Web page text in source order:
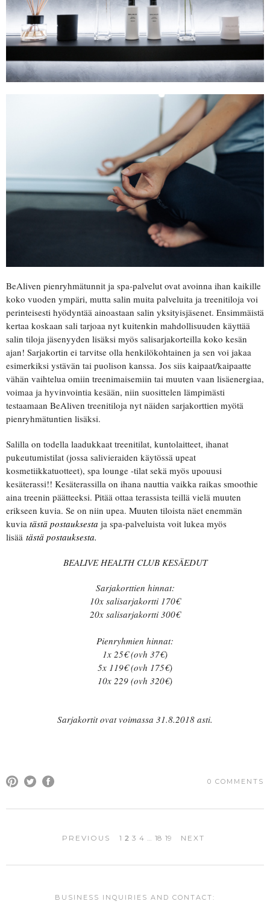
BeAliven pienryhmätunnit ja spa-palvelut ovat avoinna ihan kaikille
koko vuoden ympäri, mutta salin muita palveluita ja treenitiloja voi
perinteisesti hyödyntää ainoastaan salin yksityisjäsenet. Ensimmäistä
kertaa koskaan sali tarjoaa nyt kuitenkin mahdollisuuden käyttää
salin tiloja jäsenyyden lisäksi myös salisarjakorteilla koko kesän
ajan! Sarjakortin ei tarvitse olla henkilökohtainen ja sen voi jakaa
esimerkiksi ystävän tai puolison kanssa. Jos siis kaipaat/kaipaatte
vähän vaihtelua omiin treenimaisemiin tai muuten vaan lisäenergiaa,
voimaa ja hyvinvointia kesään, niin suosittelen lämpimästi
testaamaan BeAliven treenitiloja nyt näiden sarjakorttien myötä
pienryhmätuntien lisäksi.
Salilla on todella laadukkaat treenitilat, kuntolaitteet, ihanat
pukeutumistilat (jossa salivieraiden käytössä upeat
kosmetiikkatuotteet), spa lounge -tilat sekä myös upouusi
kesäterassi!! Kesäterassilla on ihana nauttia vaikka raikas smoothie
aina treenin päätteeksi. Pitää ottaa terassista teillä vielä muuten
erikseen kuvia. Se on niin upea. Muuten tiloista näet enemmän
kuvia tästä postauksesta ja spa-palveluista voit lukea myös
lisää tästä postauksesta.
BEALIVE HEALTH CLUB KESÄEDUT
Sarjakorttien hinnat:
10x salisarjakortti 170€
20x salisarjakortti 300€
Pienryhmien hinnat:
1x 25€ (ovh 37€)
5x 119€ (ovh 175€)
10x 229 (ovh 320€)
Sarjakortit ovat voimassa 31.8.2018 asti.
0 COMMENTS
PREVIOUS 1 2 3 4 18 19 NEXT
BUSINESS INQUIRIES AND CONTACT: